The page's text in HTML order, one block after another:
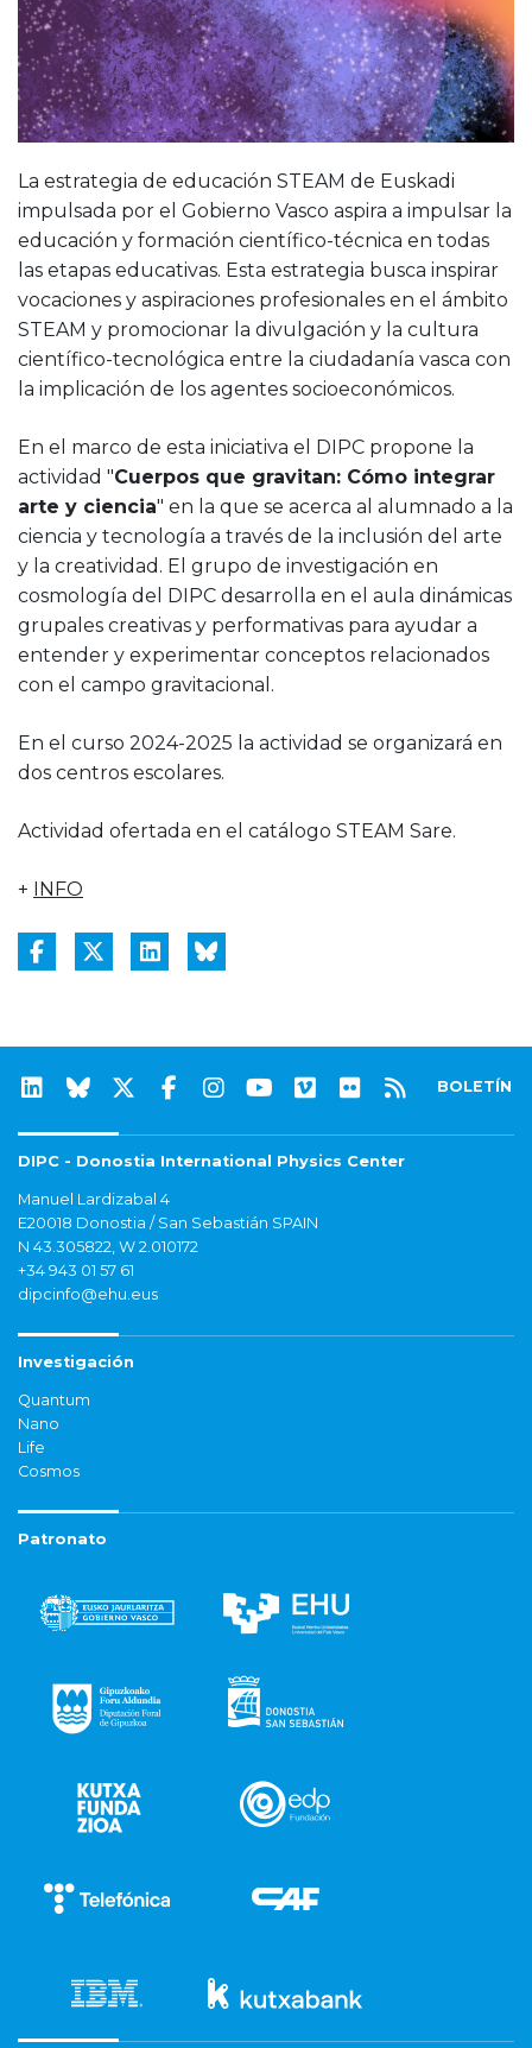
La estrategia de educación STEAM de Euskadi
impulsada por el Gobierno Vasco aspira a impulsar la
educación y formación científico-técnica en todas
las etapas educativas. Esta estrategia busca inspirar
vocaciones y aspiraciones profesionales en el ámbito
STEAM y promocionar la divulgación y la cultura
científico-tecnológica entre la ciudadanía vasca con
la implicación de los agentes socioeconómicos.
En el marco de esta iniciativa el DIPC propone la
actividad "Cuerpos que gravitan: Cómo integrar
arte y ciencia" en la que se acerca al alumnado a la
ciencia y tecnología a través de la inclusión del arte
y la creatividad. El grupo de investigación en
cosmología del DIPC desarrolla en el aula dinámicas
grupales creativas y performativas para ayudar a
entender y experimentar conceptos relacionados
con el campo gravitacional.
En el curso 2024-2025 la actividad se organizará en
dos centros escolares.
Actividad ofertada en el catálogo STEAM Sare.
+ INFO
BOLETÍN
DIPC - Donostia International Physics Center
Manuel Lardizabal 4
E20018 Donostia / San Sebastián SPAIN
N 43.305822, W 2.010172
+34 943 01 57 61
dipcinfo@ehu.eus
Investigación
Quantum
Nano
Life
Cosmos
Patronato